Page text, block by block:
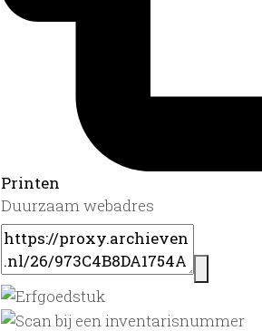
Printen
Duurzaam webadres